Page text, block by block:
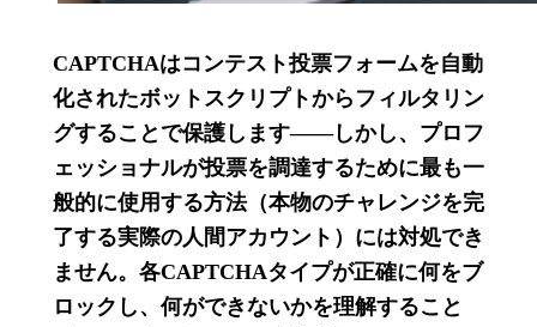
CAPTCHAはコンテスト投票フォームを自動
化されたボットスクリプトからフィルタリン
グすることで保護します——しかし、プロフ
ェッショナルが投票を調達するために最も一
般的に使用する方法（本物のチャレンジを完
了する実際の人間アカウント）には対処でき
ません。各CAPTCHAタイプが正確に何をブ
ロックし、何ができないかを理解すること